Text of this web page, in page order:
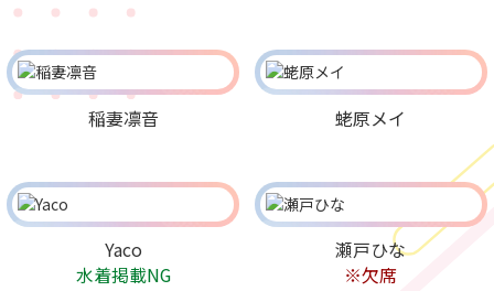
稲妻凛音 蛯原メイ
Yaco
水着掲載NG
瀬戸ひな
※欠席